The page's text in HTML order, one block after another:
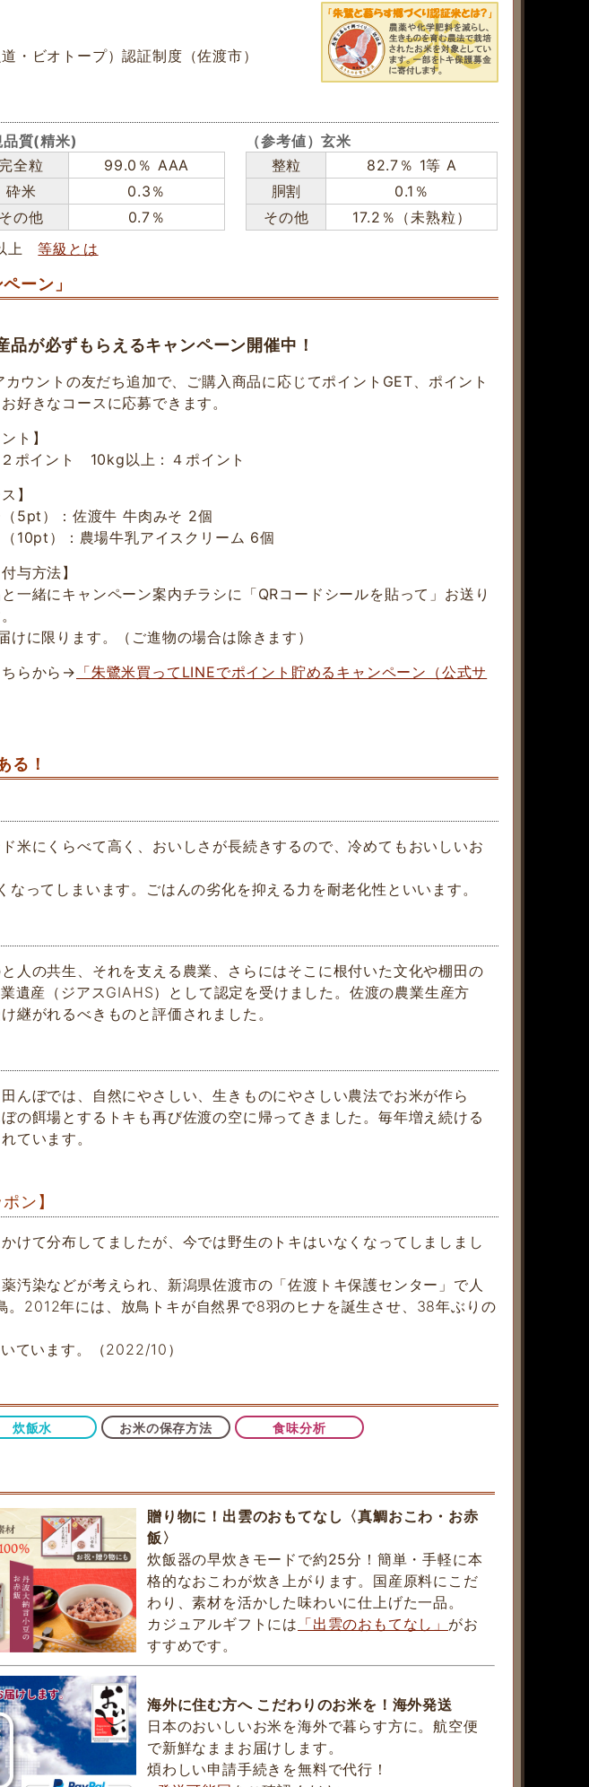
・ビオトープ）認証制度（佐渡市）
品質(精米)
完全粒
99.0％ AAA
砕米
0.3％
その他
0.7％
（参考値）玄米
整粒
82.7％ 1等 A
胴割
0.1％
その他
17.2％（未熟粒）
以上等級とは
ーン」
品が必ずもらえるキャンペーン開催中！
カウントの友だち追加で、ご購入商品に応じてポイントGET、ポイント
好きなコースに応募できます。
ト】
ポイント 10kg以上：４ポイント
】
（5pt）：佐渡牛 牛肉みそ 2個
（10pt）：農場牛乳アイスクリーム 6個
与方法】
一緒にキャンペーン案内チラシに「QRコードシールを貼って」お送り
けに限ります。（ご進物の場合は除きます）
らから→ 「朱鷺米買ってLINEでポイント貯めるキャンペーン（公式サ
る！
米にくらべて高く、おいしさが長続きするので、冷めてもおいしいお
ってしまいます。ごはんの劣化を抑える力を耐老化性といいます。
人の共生、それを支える農業、さらにはそこに根付いた文化や棚田の
遺産（ジアスGIAHS）として認定を受けました。佐渡の農業生産方
継がれるべきものと評価されました。
んぼでは、自然にやさしい、生きものにやさしい農法でお米が作ら
の餌場とするトキも再び佐渡の空に帰ってきました。毎年増え続ける
ています。
ン】
けて分布してましたが、今では野生のトキはいなくなってしましまし
汚染などが考えられ、新潟県佐渡市の「佐渡トキ保護センター」で人
2012年には、放鳥トキが自然界で8羽のヒナを誕生させ、38年ぶりの
ています。（2022/10）
炊飯水 お米の保存方法 食味分析
贈り物に！出雲のおもてなし〈真鯛おこわ・お赤
飯〉
炊飯器の早炊きモードで約25分！簡単・手軽に本
格的なおこわが炊き上がります。国産原料にこだ
わり、素材を活かした味わいに仕上げた一品。
カジュアルギフトには 「出雲のおもてなし」 がお
すすめです。
海外に住む方へ こだわりのお米を！海外発送
日本のおいしいお米を海外で暮らす方に。航空便
で新鮮なままお届けします。
煩わしい申請手続きを無料で代行！